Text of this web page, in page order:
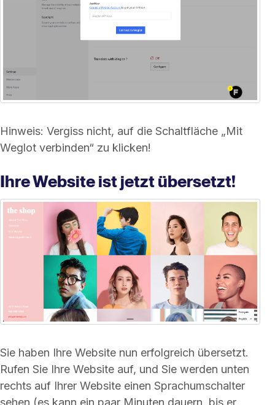
Hinweis: Vergiss nicht, auf die Schaltfläche „Mit
Weglot verbinden“ zu klicken!
Ihre Website ist jetzt übersetzt!
Sie haben Ihre Website nun erfolgreich übersetzt.
Rufen Sie Ihre Website auf, und Sie werden unten
rechts auf Ihrer Website einen Sprachumschalter
sehen (es kann ein paar Minuten dauern, bis er